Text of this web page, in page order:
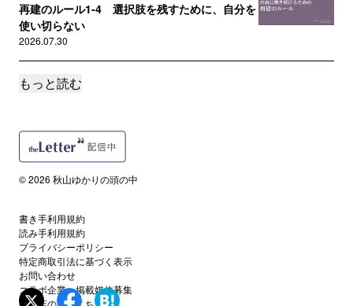
再建のルール1-4 選択肢を残すために、自分を
使い切らない
2026.07.30
読者限定
2026.07.27
自由研究が苦手な大人たちへ——学び直しは、
2026.07.22
読者限定
言えないことは、どうすれば伝えられるのか──
シチリア文学『おやつ泥棒』...
もっと読む
© 2026 秋山ゆかりの頭の中
書き手利用規約
読み手利用規約
プライバシーポリシー
特定商取引法に基づく表示
お問い合わせ
コラボ企業・掲載媒体募集
代理店の方はこちら